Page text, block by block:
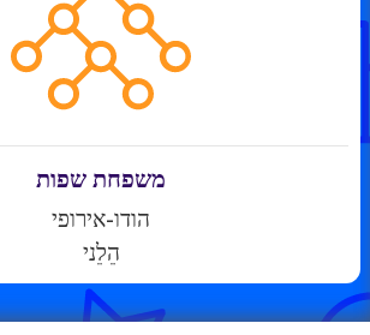
משפחת שפות
הודו-אירופי
הֵלֵני